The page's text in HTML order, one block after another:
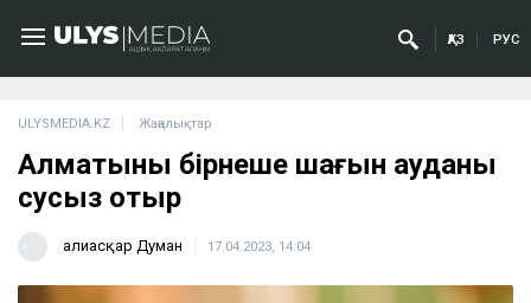
ҚАЗ РУС
ULYSMEDIA.KZ Жаңалықтар
Алматының бірнеше шағын ауданы
сусыз отыр
Ғалиасқар Думан 17.04.2023, 14:04